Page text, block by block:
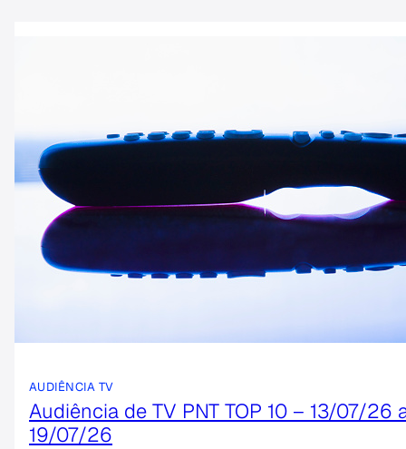
AUDIÊNCIA TV
Audiência de TV PNT TOP 10 – 13/07/26
19/07/26